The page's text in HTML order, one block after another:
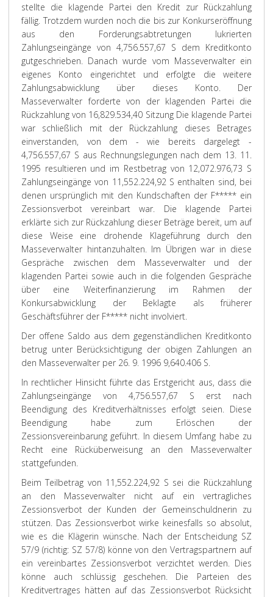
stellte die klagende Partei den Kredit zur Rückzahlung
fällig. Trotzdem wurden noch die bis zur Konkurseröffnung
aus den Forderungsabtretungen lukrierten
Zahlungseingänge von 4,756.557,67 S dem Kreditkonto
gutgeschrieben. Danach wurde vom Masseverwalter ein
eigenes Konto eingerichtet und erfolgte die weitere
Zahlungsabwicklung über dieses Konto. Der
Masseverwalter forderte von der klagenden Partei die
Rückzahlung von 16,829.534,40 Sitzung Die klagende Partei
war schließlich mit der Rückzahlung dieses Betrages
einverstanden, von dem - wie bereits dargelegt -
4,756.557,67 S aus Rechnungslegungen nach dem 13. 11.
1995 resultieren und im Restbetrag von 12,072.976,73 S
Zahlungseingänge von 11,552.224,92 S enthalten sind, bei
denen ursprünglich mit den Kundschaften der F***** ein
Zessionsverbot vereinbart war. Die klagende Partei
erklärte sich zur Rückzahlung dieser Beträge bereit, um auf
diese Weise eine drohende Klageführung durch den
Masseverwalter hintanzuhalten. Im Übrigen war in diese
Gespräche zwischen dem Masseverwalter und der
klagenden Partei sowie auch in die folgenden Gespräche
über eine Weiterfinanzierung im Rahmen der
Konkursabwicklung der Beklagte als früherer
Geschäftsführer der F***** nicht involviert.
Der offene Saldo aus dem gegenständlichen Kreditkonto
betrug unter Berücksichtigung der obigen Zahlungen an
den Masseverwalter per 26. 9. 1996 9,640.406 S.
In rechtlicher Hinsicht führte das Erstgericht aus, dass die
Zahlungseingänge von 4,756.557,67 S erst nach
Beendigung des Kreditverhältnisses erfolgt seien. Diese
Beendigung habe zum Erlöschen der
Zessionsvereinbarung geführt. In diesem Umfang habe zu
Recht eine Rücküberweisung an den Masseverwalter
stattgefunden.
Beim Teilbetrag von 11,552.224,92 S sei die Rückzahlung
an den Masseverwalter nicht auf ein vertragliches
Zessionsverbot der Kunden der Gemeinschuldnerin zu
stützen. Das Zessionsverbot wirke keinesfalls so absolut,
wie es die Klägerin wünsche. Nach der Entscheidung SZ
57/9 (richtig: SZ 57/8) könne von den Vertragspartnern auf
ein vereinbartes Zessionsverbot verzichtet werden. Dies
könne auch schlüssig geschehen. Die Parteien des
Kreditvertrages hätten auf das Zessionsverbot Rücksicht